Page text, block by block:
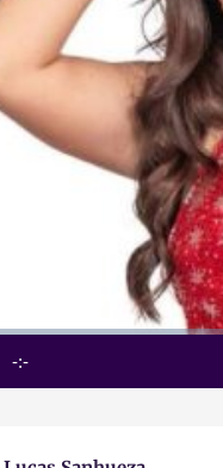
Duration
-:-